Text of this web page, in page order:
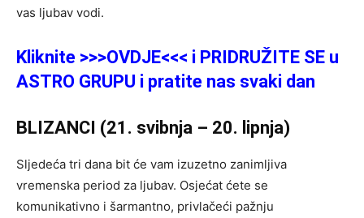
vas ljubav vodi.
Kliknite >>>OVDJE<<< i PRIDRUŽITE SE u
ASTRO GRUPU i pratite nas svaki dan
BLIZANCI (21. svibnja – 20. lipnja)
Sljedeća tri dana bit će vam izuzetno zanimljiva
vremenska period za ljubav. Osjećat ćete se
komunikativno i šarmantno, privlačeći pažnju